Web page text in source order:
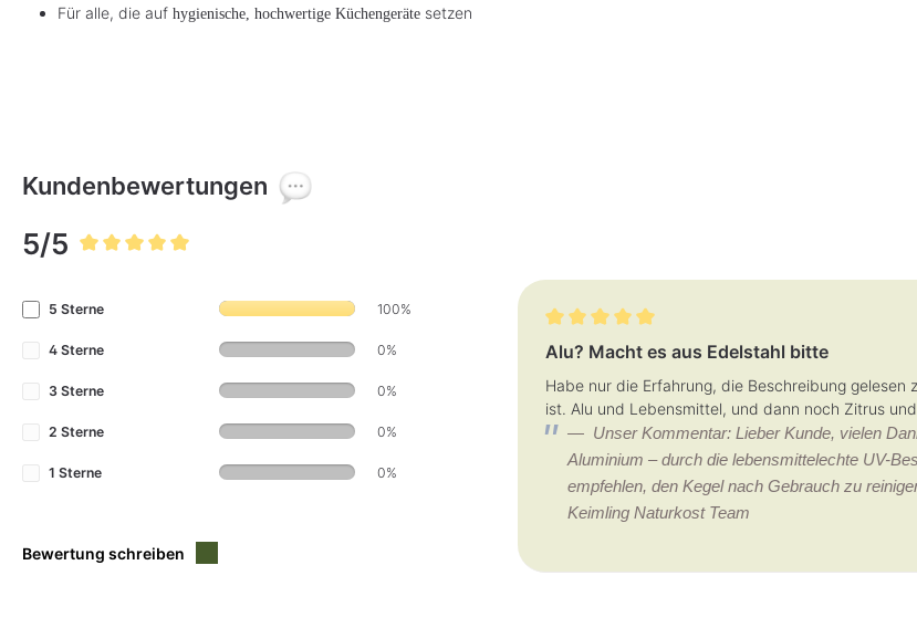
Für alle, die auf hygienische, hochwertige Küchengeräte setzen
Kundenbewertungen
5/5
5 Sterne 100%
4 Sterne 0%
3 Sterne 0%
2 Sterne 0%
1 Sterne 0%
Bewertung schreiben
Bewertung mit 5 von 5 Sternen
Alu? Macht es aus Edelstahl bitte
Habe nur die Erfahrung, die Beschreibung gelesen
ist. Alu und Lebensmittel, und dann noch Zitrus
Unser Kommentar: Lieber Kunde, vielen
Aluminium – durch die lebensmittelechte UV-
empfehlen, den Kegel nach Gebrauch zu
Keimling Naturkost Team